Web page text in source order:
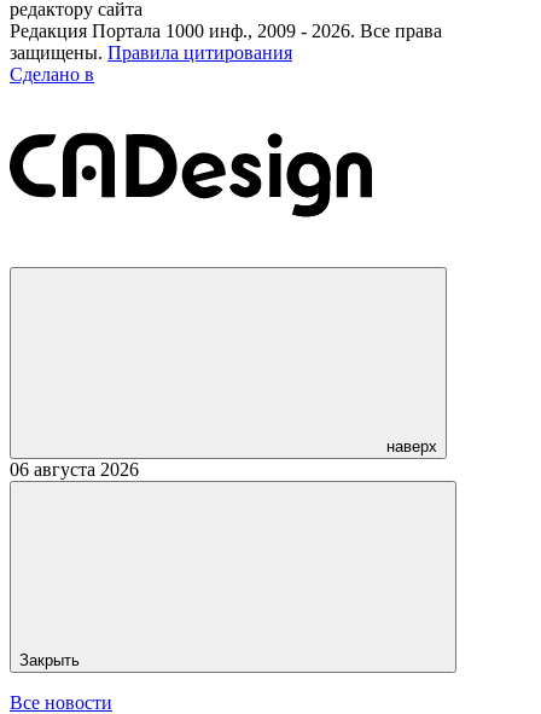
редактору сайта
Редакция Портала 1000 инф., 2009 - 2026. Все права
защищены. Правила цитирования
Сделано в
наверх
06 августа 2026
Закрыть
Все новости